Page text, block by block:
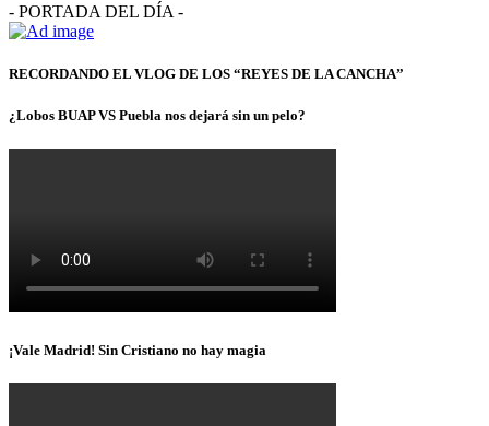
- PORTADA DEL DÍA -
RECORDANDO EL VLOG DE LOS “REYES DE LA CANCHA”
¿Lobos BUAP VS Puebla nos dejará sin un pelo?
¡Vale Madrid! Sin Cristiano no hay magia